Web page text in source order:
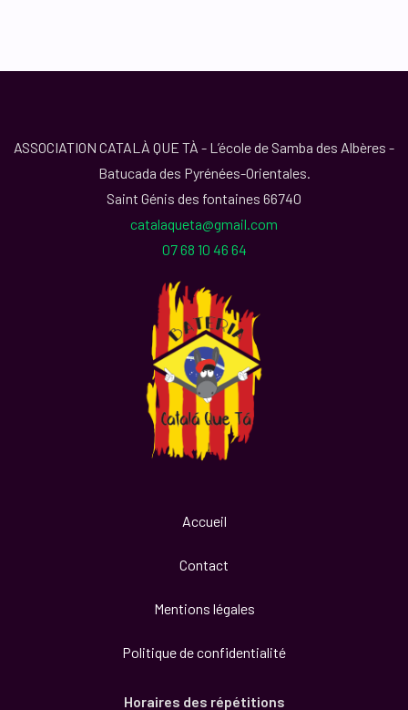
ASSOCIATION CATALÀ QUE TÀ - L’école de Samba des Albères -
Batucada des Pyrénées-Orientales.
Saint Génis des fontaines 66740
catalaqueta@gmail.com
07 68 10 46 64
Accueil
Contact
Mentions légales
Politique de confidentialité
Horaires des répétitions